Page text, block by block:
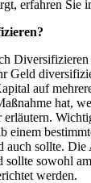
erfahren Sie
Diversifizieren
Geld
auf
hat,
erläutern.
einem
auch sollte. Die
sowohl
werden.